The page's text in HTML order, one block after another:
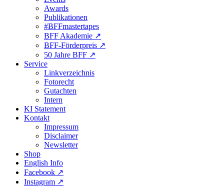
Awards
Publikationen
#BFFmastertapes
BFF Akademie ↗︎
BFF-Förderpreis ↗︎
50 Jahre BFF ↗︎
Service
Linkverzeichnis
Fotorecht
Gutachten
Intern
KI Statement
Kontakt
Impressum
Disclaimer
Newsletter
Shop
English Info
Facebook ↗︎
Instagram ↗︎